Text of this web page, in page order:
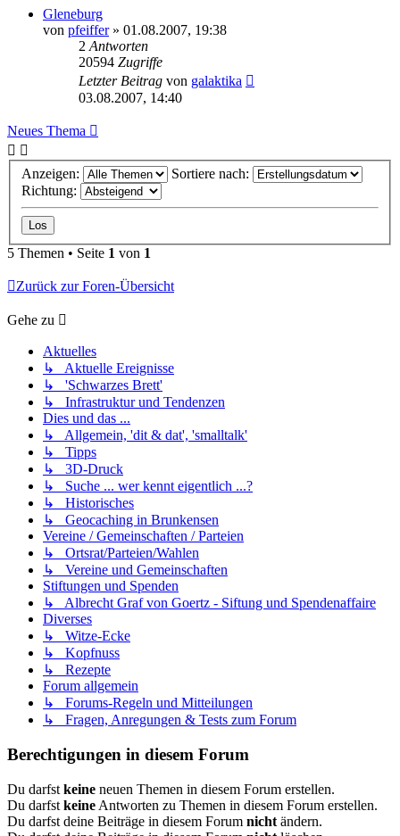
Gleneburg
von pfeiffer» 01.08.2007, 19:38
2 Antworten
20594 Zugriffe
Letzter Beitrag von galaktika
03.08.2007, 14:40
Neues Thema
Anzeigen:
Sortiere nach:
Richtung:
5 Themen • Seite 1 von 1
Zurück zur Foren-Übersicht
Gehe zu
Aktuelles
↳ Aktuelle Ereignisse
↳ 'Schwarzes Brett'
↳ Infrastruktur und Tendenzen
Dies und das ...
↳ Allgemein, 'dit & dat', 'smalltalk'
↳ Tipps
↳ 3D-Druck
↳ Suche ... wer kennt eigentlich ...?
↳ Historisches
↳ Geocaching in Brunkensen
Vereine / Gemeinschaften / Parteien
↳ Ortsrat/Parteien/Wahlen
↳ Vereine und Gemeinschaften
Stiftungen und Spenden
↳ Albrecht Graf von Goertz - Siftung und Spendenaffaire
Diverses
↳ Witze-Ecke
↳ Kopfnuss
↳ Rezepte
Forum allgemein
↳ Forums-Regeln und Mitteilungen
↳ Fragen, Anregungen & Tests zum Forum
Berechtigungen in diesem Forum
Du darfst keine neuen Themen in diesem Forum erstellen.
Du darfst keine Antworten zu Themen in diesem Forum erstellen.
Du darfst deine Beiträge in diesem Forum nicht ändern.